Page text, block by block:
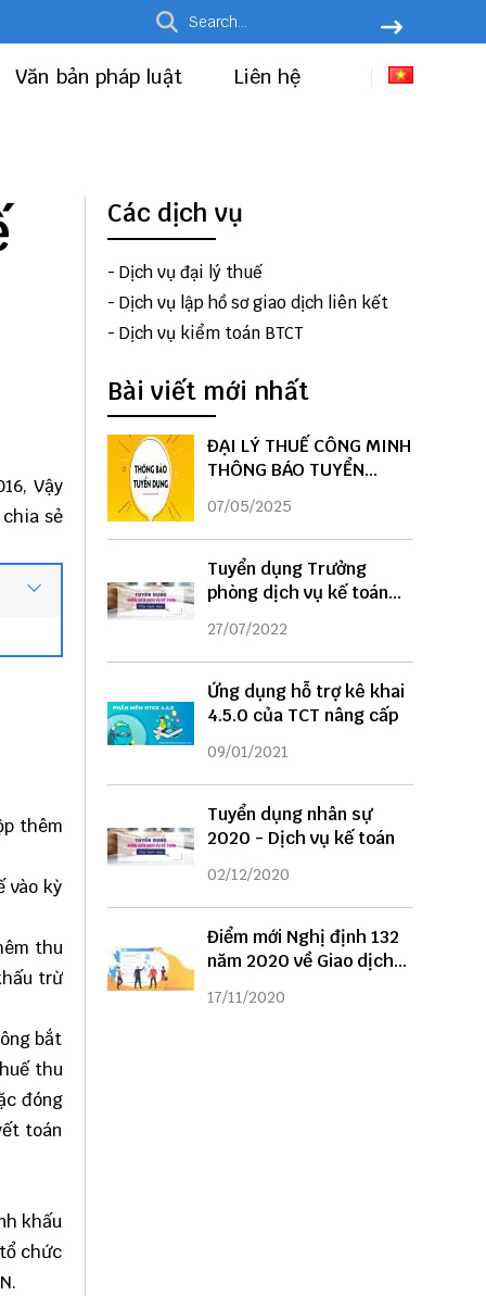
Văn bản pháp luật Liên hệ
Vậy
sẻ
thêm
vào kỳ
thu
trừ
bắt
thu
đóng
toán
khấu
chức
Các dịch vụ
- Dịch vụ đại lý thuế
- Dịch vụ lập hồ sơ giao dịch liên kết
- Dịch vụ kiểm toán BTCT
Bài viết mới nhất
ĐẠI LÝ THUẾ CÔNG MINH
THÔNG BÁO TUYỂN
DỤNG
07/05/2025
Tuyển dụng Trưởng
phòng dịch vụ kế toán
năm 2022
27/07/2022
Ứng dụng hỗ trợ kê khai
4.5.0 của TCT nâng cấp
09/01/2021
Tuyển dụng nhân sự
2020 - Dịch vụ kế toán
02/12/2020
Điểm mới Nghị định 132
năm 2020 về Giao dịch
liên kết
17/11/2020